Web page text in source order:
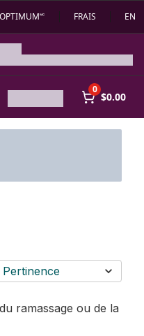
FRAIS EN
0
$0.00
Pertinence
ramassage ou de la